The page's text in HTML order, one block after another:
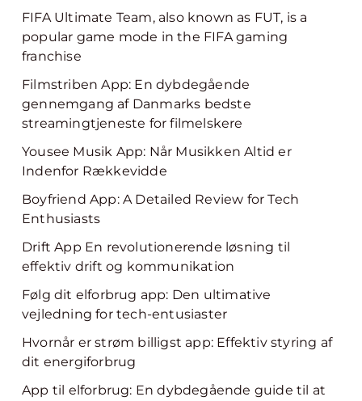
FIFA Ultimate Team, also known as FUT, is a
popular game mode in the FIFA gaming
franchise
Filmstriben App: En dybdegående
gennemgang af Danmarks bedste
streamingtjeneste for filmelskere
Yousee Musik App: Når Musikken Altid er
Indenfor Rækkevidde
Boyfriend App: A Detailed Review for Tech
Enthusiasts
Drift App En revolutionerende løsning til
effektiv drift og kommunikation
Følg dit elforbrug app: Den ultimative
vejledning for tech-entusiaster
Hvornår er strøm billigst app: Effektiv styring af
dit energiforbrug
App til elforbrug: En dybdegående guide til at